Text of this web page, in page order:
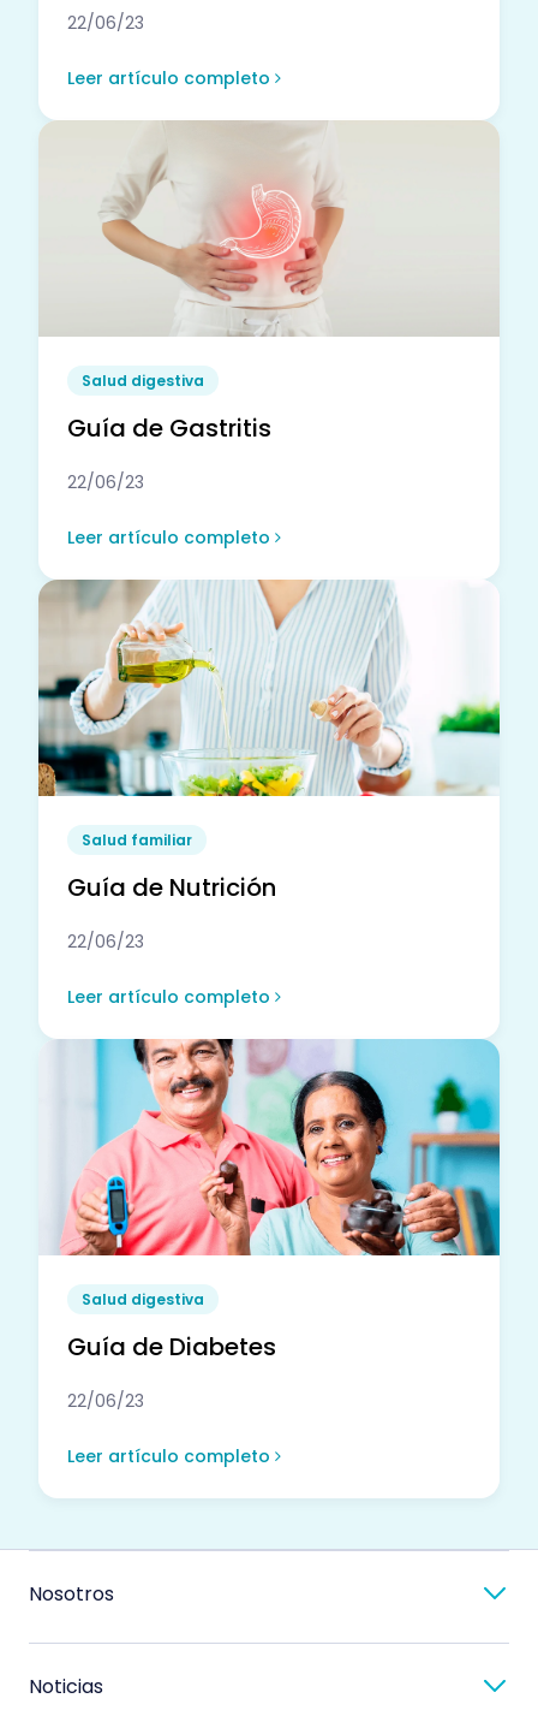
22/06/23
Leer artículo completo
Salud digestiva
Guía de Gastritis
22/06/23
Leer artículo completo
Salud familiar
Guía de Nutrición
22/06/23
Leer artículo completo
Salud digestiva
Guía de Diabetes
22/06/23
Leer artículo completo
Nosotros
Noticias